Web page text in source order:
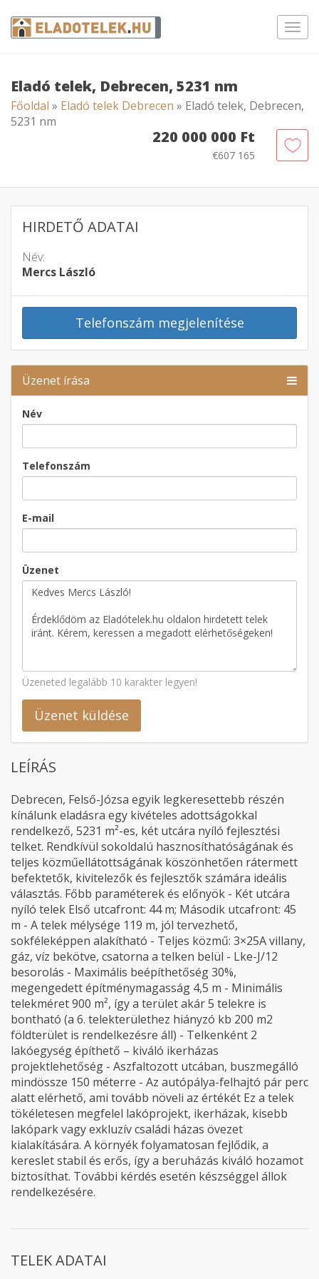
Eladó telek, Debrecen, 5231 nm
Főoldal » Eladó telek Debrecen » Eladó telek, Debrecen,
5231 nm
220 000 000 Ft
€607 165
HIRDETŐ ADATAI
Név:
Mercs László
Telefonszám megjelenítése
Üzenet írása
Név
Telefonszám
E-mail
Üzenet
Üzeneted legalább 10 karakter legyen!
Üzenet küldése
LEÍRÁS
Debrecen, Felső-Józsa egyik legkeresettebb részén
kínálunk eladásra egy kivételes adottságokkal
rendelkező, 5231 m²-es, két utcára nyíló fejlesztési
telket. Rendkívül sokoldalú hasznosíthatóságának és
teljes közműellátottságának köszönhetően rátermett
befektetők, kivitelezők és fejlesztők számára ideális
választás. Főbb paraméterek és előnyök - Két utcára
nyíló telek Első utcafront: 44 m; Második utcafront: 45
m - A telek mélysége 119 m, jól tervezhető,
sokféleképpen alakítható - Teljes közmű: 3×25A villany,
gáz, víz bekötve, csatorna a telken belül - Lke-J/12
besorolás - Maximális beépíthetőség 30%,
megengedett építménymagasság 4,5 m - Minimális
telekméret 900 m², így a terület akár 5 telekre is
bontható (a 6. telekterülethez hiányzó kb 200 m2
földterület is rendelkezésre áll) - Telkenként 2
lakóegység építhető – kiváló ikerházas
projektlehetőség - Aszfaltozott utcában, buszmegálló
mindössze 150 méterre - Az autópálya-felhajtó pár perc
alatt elérhető, ami tovább növeli az értékét Ez a telek
tökéletesen megfelel lakóprojekt, ikerházak, kisebb
lakópark vagy exkluzív családi házas övezet
kialakítására. A környék folyamatosan fejlődik, a
kereslet stabil és erős, így a beruházás kiváló hozamot
biztosíthat. További kérdés esetén készséggel állok
rendelkezésére.
TELEK ADATAI